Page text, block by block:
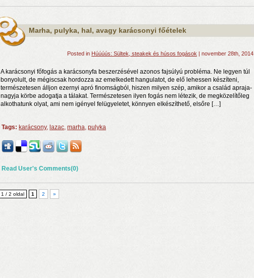
Marha, pulyka, hal, avagy karácsonyi főételek
Posted in Húúúús: Sültek, steakek és húsos fogások | november 28th, 2014
A karácsonyi főfogás a karácsonyfa beszerzésével azonos fajsúlyú probléma. Ne legyen túl
bonyolult, de mégiscsak hordozza az emelkedett hangulatot, de elő lehessen készíteni,
természetesen álljon ezernyi apró finomságból, hiszen milyen szép, amikor a család apraja-
nagyja körbe adogatja a tálakat. Természetesen ilyen fogás nem létezik, de megközelítőleg
alkothatunk olyat, ami nem igényel felügyeletet, könnyen elkészíthető, elsőre […]
Tags: karácsony, lazac, marha, pulyka
Read User's Comments(0)
1 / 2 oldal 1 2 »